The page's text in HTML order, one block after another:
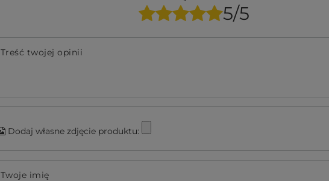
5/5
Treść twojej opinii
Dodaj własne zdjęcie produktu:
Twoje imię